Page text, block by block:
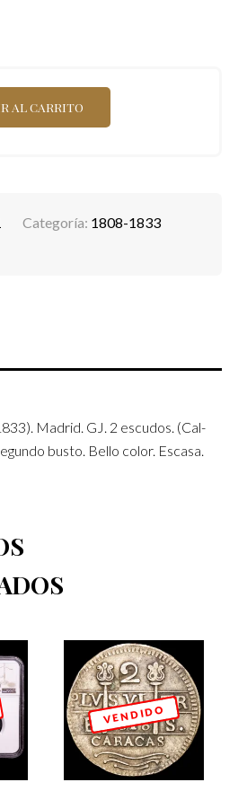
AL CARRITO
Categoría: 1808-1833
Madrid. GJ. 2 escudos. (Cal-
busto. Bello color. Escasa.
V E N D I D O